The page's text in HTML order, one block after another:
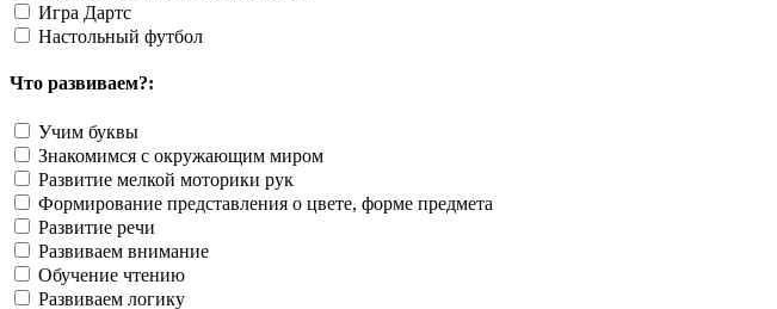
Игра Дартс
Настольный футбол
Что развиваем?:
Учим буквы
Знакомимся с окружающим миром
Развитие мелкой моторики рук
Формирование представления о цвете, форме предмета
Развитие речи
Развиваем внимание
Обучение чтению
Развиваем логику